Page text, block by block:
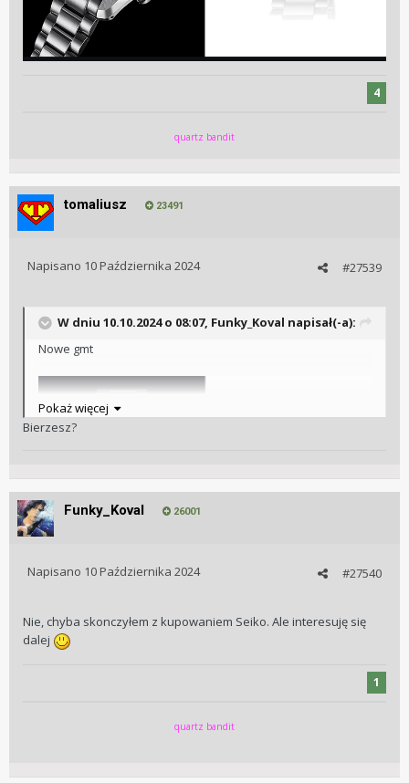
4
quartz bandit
tomaliusz 23491
#27539
Napisano 10 Października 2024
W dniu 10.10.2024 o 08:07, Funky_Koval napisał(-a):
Nowe gmt
Pokaż więcej
Bierzesz?
Funky_Koval 26001
#27540
Napisano 10 Października 2024
Nie, chyba skonczyłem z kupowaniem Seiko. Ale interesuję się
dalej
1
quartz bandit